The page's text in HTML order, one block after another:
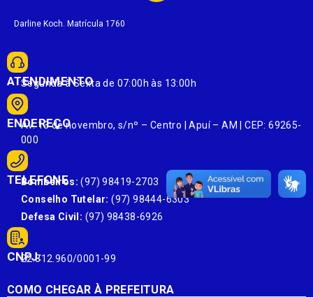
Darline Koch. Matrícula 1760
ATENDIMENTO
Segunda à Sexta de 07:00h às 13:00h
ENDEREÇO
Av. 13 de novembro, s/nº – Centro | Apuí – AM | CEP: 69265-
000
TELEFONE
Bombeiros: (97) 98419-2703
Conselho Tutelar: (97) 98444-6303
Defesa Civil: (97) 98438-6926
CNPJ:
22.812.960/0001-99
COMO CHEGAR À PREFEITURA